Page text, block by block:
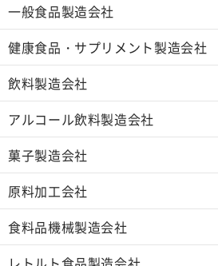
一般食品製造会社
健康食品・サプリメント製造会社
飲料製造会社
アルコール飲料製造会社
菓子製造会社
原料加工会社
食料品機械製造会社